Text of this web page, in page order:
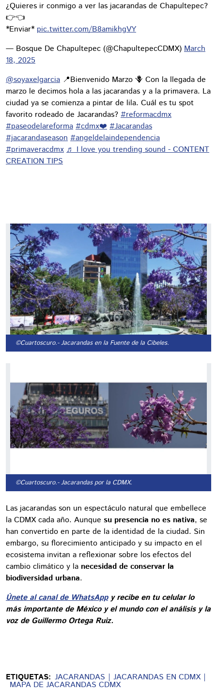
¿Quieres ir conmigo a ver las jacarandas de Chapultepec?
👉👈
*Enviar* pic.twitter.com/B8amikhgVY
— Bosque De Chapultepec (@ChapultepecCDMX) March
18, 2025
@soyaxelgarcia 📍Bienvenido Marzo 🪻 Con la llegada de
marzo le decimos hola a las jacarandas y a la primavera. La
ciudad ya se comienza a pintar de lila. Cuál es tu spot
favorito rodeado de Jacarandas? #reformacdmx
#paseodelareforma #cdmx❤️ #Jacarandas
#jacarandaseason #angeldelaindependencia
#primaveracdmx ♬ I love you trending sound - CONTENT
CREATION TIPS
©Cuartoscuro.- Jacarandas en la Fuente de la Cibeles.
©Cuartoscuro.- Jacarandas por la CDMX.
Las jacarandas son un espectáculo natural que embellece
la CDMX cada año. Aunque su presencia no es nativa, se
han convertido en parte de la identidad de la ciudad. Sin
embargo, su florecimiento anticipado y su impacto en el
ecosistema invitan a reflexionar sobre los efectos del
cambio climático y la necesidad de conservar la
biodiversidad urbana.
Únete al canal de WhatsAppy recibe en tu celular lo
más importante de México y el mundo con el análisis y la
voz de Guillermo Ortega Ruiz.
ETIQUETAS: JACARANDAS JACARANDAS EN CDMX
MAPA DE JACARANDAS CDMX